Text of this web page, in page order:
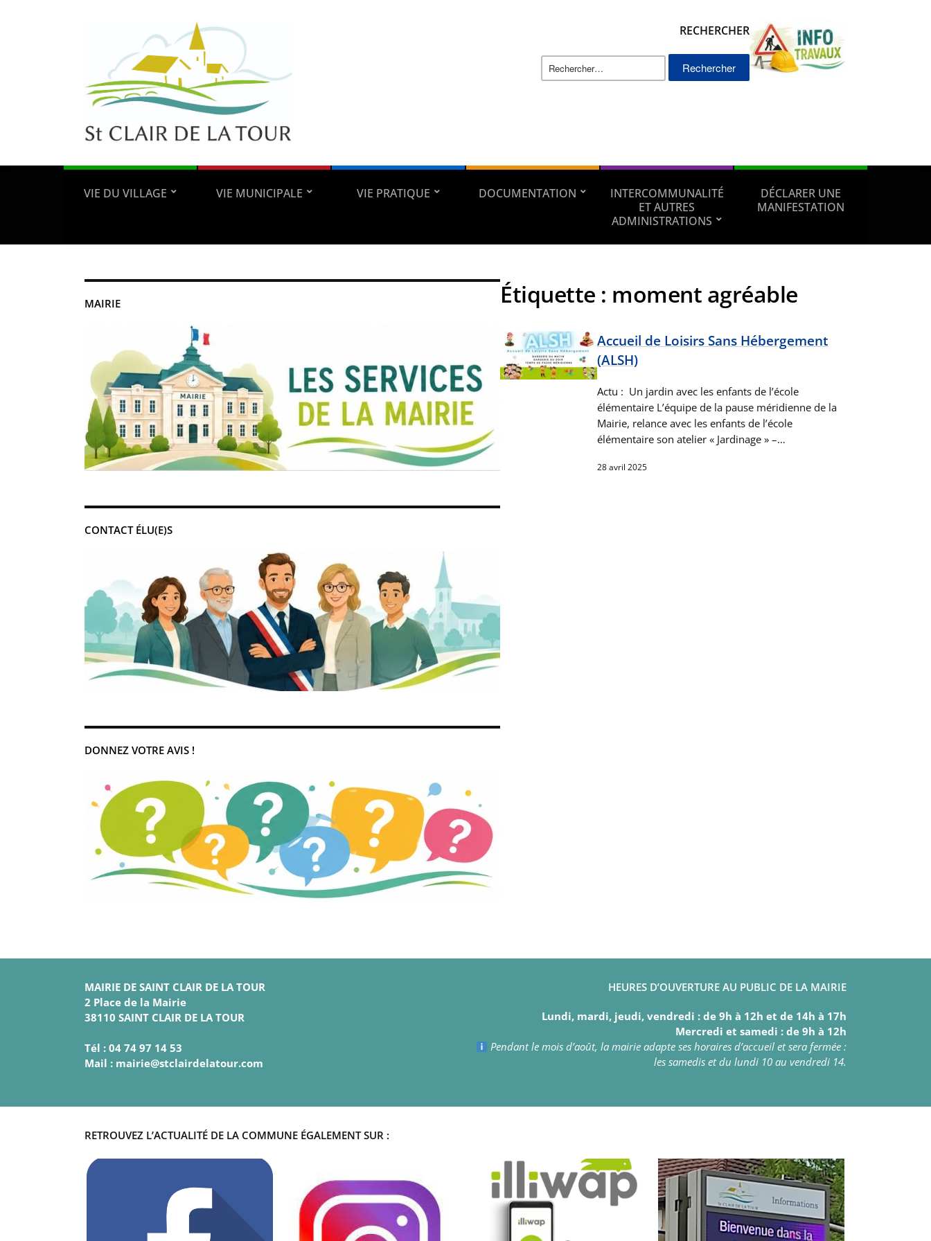
RECHERCHER
Rechercher :
VIE DU VILLAGE VIE MUNICIPALE VIE PRATIQUE DOCUMENTATION
INTERCOMMUNALITÉ
ET AUTRES
ADMINISTRATIONS
DÉCLARER UNE
MANIFESTATION
MAIRIE
CONTACT ÉLU(E)S
DONNEZ VOTRE AVIS !
Étiquette : moment agréable
Accueil de Loisirs Sans Hébergement
(ALSH)
Actu : Un jardin avec les enfants de l’école
élémentaire L’équipe de la pause méridienne de la
Mairie, relance avec les enfants de l’école
élémentaire son atelier « Jardinage » –…
28 avril 2025
MAIRIE DE SAINT CLAIR DE LA TOUR
2 Place de la Mairie
38110 SAINT CLAIR DE LA TOUR
Tél : 04 74 97 14 53
Mail : mairie@stclairdelatour.com
HEURES D’OUVERTURE AU PUBLIC DE LA MAIRIE
Lundi, mardi, jeudi, vendredi : de 9h à 12h et de 14h à 17h
Mercredi et samedi : de 9h à 12h
Pendant le mois d’août, la mairie adapte ses horaires d’accueil et sera fermée :
les samedis et du lundi 10 au vendredi 14.
RETROUVEZ L’ACTUALITÉ DE LA COMMUNE ÉGALEMENT SUR :